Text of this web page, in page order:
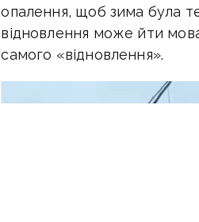
опалення, щоб зима була
відновлення може йти
самого «відновлення».